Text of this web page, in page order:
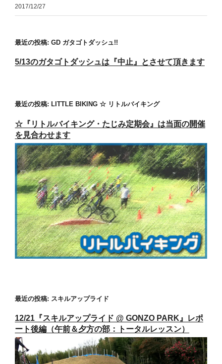
2017/12/27
最近の投稿: GD ガタゴトダッシュ!!
5/13のガタゴトダッシュは『中止』とさせて頂きます
最近の投稿: LITTLE BIKING ☆ リトルバイキング
☆『リトルバイキング・たじみ定期会』は当面の開催
を見合わせます
最近の投稿: スキルアップライド
12/21『スキルアップライド @ GONZO PARK』レポ
ート後編（午前＆夕方の部：トータルレッスン）